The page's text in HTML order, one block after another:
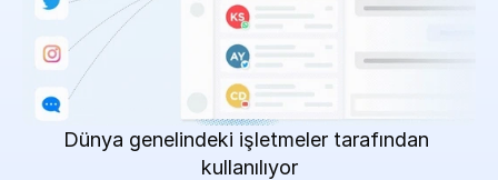
Dünya genelindeki işletmeler tarafından
kullanılıyor